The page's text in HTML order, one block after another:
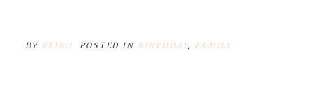
BY KEIKO POSTED IN BIRTHDAY, FAMILY